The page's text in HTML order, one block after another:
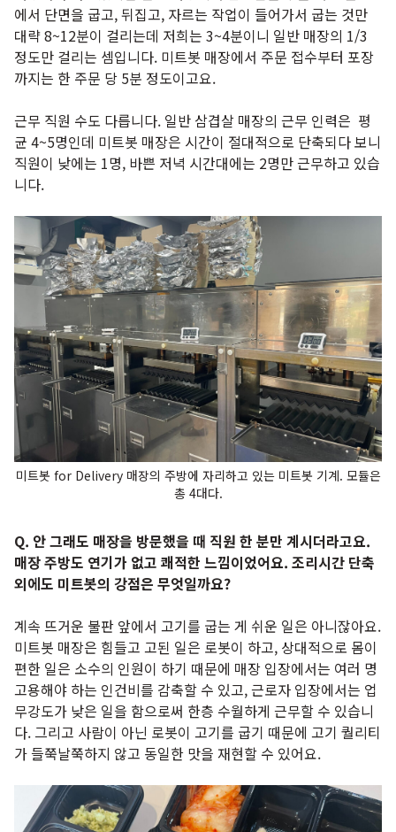
에서 단면을 굽고, 뒤집고, 자르는 작업이 들어가서 굽는 것만
대략 8~12분이 걸리는데 저희는 3~4분이니 일반 매장의 1/3
정도만 걸리는 셈입니다. 미트봇 매장에서 주문 접수부터 포장
까지는 한 주문 당 5분 정도이고요.
근무 직원 수도 다릅니다. 일반 삼겹살 매장의 근무 인력은 평
균 4~5명인데 미트봇 매장은 시간이 절대적으로 단축되다 보니
직원이 낮에는 1명, 바쁜 저녁 시간대에는 2명만 근무하고 있습
니다.
미트봇 for Delivery 매장의 주방에 자리하고 있는 미트봇 기계. 모듈은
총 4대다.
Q. 안 그래도 매장을 방문했을 때 직원 한 분만 계시더라고요.
매장 주방도 연기가 없고 쾌적한 느낌이었어요. 조리시간 단축
외에도 미트봇의 강점은 무엇일까요?
계속 뜨거운 불판 앞에서 고기를 굽는 게 쉬운 일은 아니잖아요.
미트봇 매장은 힘들고 고된 일은 로봇이 하고, 상대적으로 몸이
편한 일은 소수의 인원이 하기 때문에 매장 입장에서는 여러 명
고용해야 하는 인건비를 감축할 수 있고, 근로자 입장에서는 업
무강도가 낮은 일을 함으로써 한층 수월하게 근무할 수 있습니
다. 그리고 사람이 아닌 로봇이 고기를 굽기 때문에 고기 퀄리티
가 들쭉날쭉하지 않고 동일한 맛을 재현할 수 있어요.